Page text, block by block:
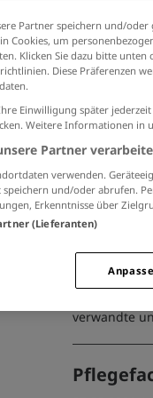
Ich
der
04.08.2026 /
Aachen,
verwandte
Partner speichern und/
Cookies, um
Klicken Sie dazu bitte
Diese Präferenzen
Einwilligung später
Weitere Informationen in
Partner
verwenden.
speichern und/oder abrufen.
Erkenntnisse über
(Lieferanten)